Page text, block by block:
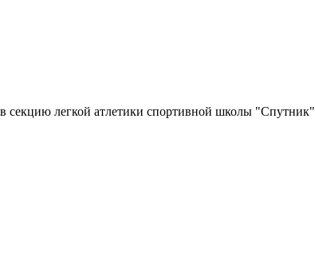
секцию легкой атлетики спортивной школы "Спутник"